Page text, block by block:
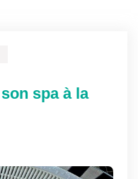
spa à la